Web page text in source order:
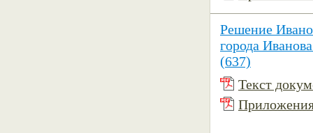
Решение
города
(637)
Текст